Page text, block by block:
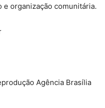
e organização comunitária.
Agência Brasília